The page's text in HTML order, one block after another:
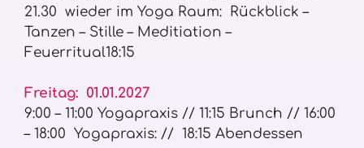
21.30 wieder im Yoga Raum: Rückblick –
Tanzen – Stille – Meditiation –
Feuerritual18:15
Freitag: 01.01.2027
9:00 – 11:00 Yogapraxis // 11:15 Brunch // 16:00
– 18:00 Yogapraxis: // 18:15 Abendessen